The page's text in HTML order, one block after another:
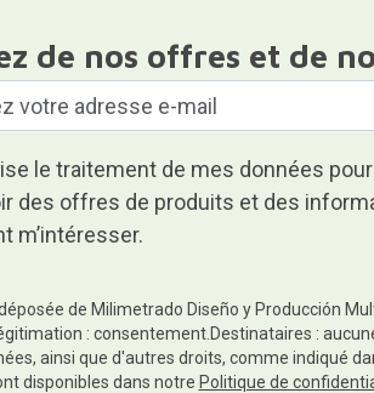
de nos offres et de
le traitement de mes données
des offres de produits et des
m’intéresser.
de Milimetrado Diseño y Producción
: consentement.Destinataires :
ainsi que d'autres droits, comme indiqué
disponibles dans notre Politique de